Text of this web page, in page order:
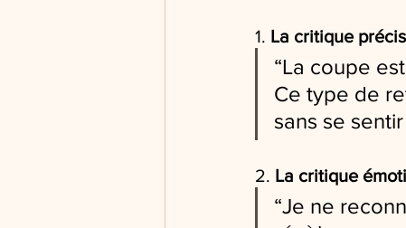
1. La critique
“La coupe
Ce type de
sans se
2. La critique
“Je ne